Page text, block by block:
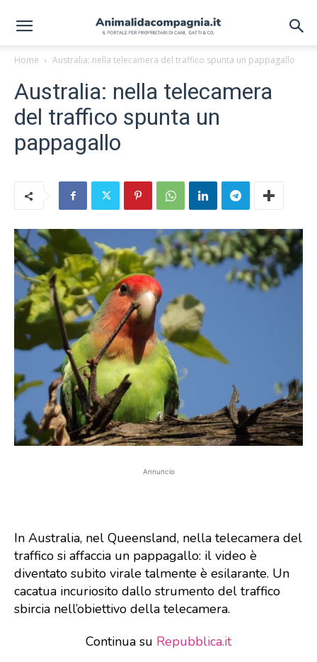
Home Australia: nella telecamera del traffico spunta un pappagallo
Australia: nella telecamera
del traffico spunta un
pappagallo
Annuncio
In Australia, nel Queensland, nella telecamera del
traffico si affaccia un pappagallo: il video è
diventato subito virale talmente è esilarante. Un
cacatua incuriosito dallo strumento del traffico
sbircia nell’obiettivo della telecamera.
Continua su Repubblica.it